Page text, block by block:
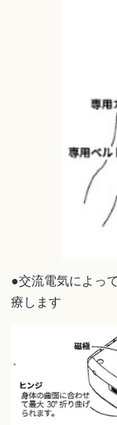
●交流電気によっ
療します